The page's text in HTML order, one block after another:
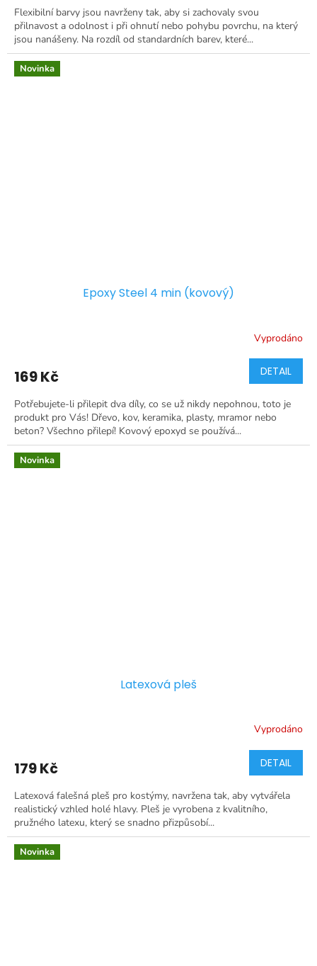
Flexibilní barvy jsou navrženy tak, aby si zachovaly svou
přilnavost a odolnost i při ohnutí nebo pohybu povrchu, na který
jsou nanášeny. Na rozdíl od standardních barev, které...
Novinka
Epoxy Steel 4 min (kovový)
Vyprodáno
169 Kč DETAIL
Potřebujete-li přilepit dva díly, co se už nikdy nepohnou, toto je
produkt pro Vás! Dřevo, kov, keramika, plasty, mramor nebo
beton? Všechno přilepí! Kovový epoxyd se používá...
Novinka
Latexová pleš
Vyprodáno
179 Kč DETAIL
Latexová falešná pleš pro kostýmy, navržena tak, aby vytvářela
realistický vzhled holé hlavy. Pleš je vyrobena z kvalitního,
pružného latexu, který se snadno přizpůsobí...
Novinka